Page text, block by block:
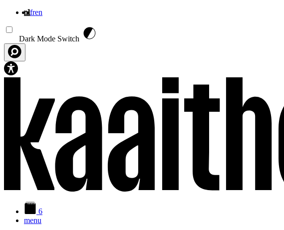
nlfren
Dark Mode Switch
6
menu